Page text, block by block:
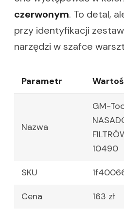
czerwonym. To detal,
przy identyfikacji
narzędzi w szafce
Parametr
Nazwa
GM-
10490
SKU
Cena 163 zł